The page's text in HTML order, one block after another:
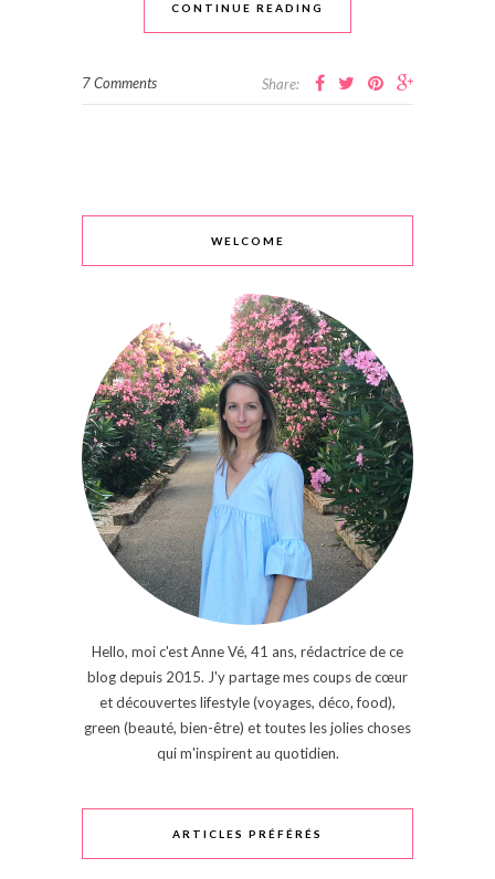
CONTINUE READING
7 Comments Share:
WELCOME
Hello, moi c'est Anne Vé, 41 ans, rédactrice de ce
blog depuis 2015. J'y partage mes coups de cœur
et découvertes lifestyle (voyages, déco, food),
green (beauté, bien-être) et toutes les jolies choses
qui m'inspirent au quotidien.
ARTICLES PRÉFÉRÉS